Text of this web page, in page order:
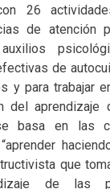
26
de atención
de
y para trabajar
del aprendizaje
basa en las
que
de las